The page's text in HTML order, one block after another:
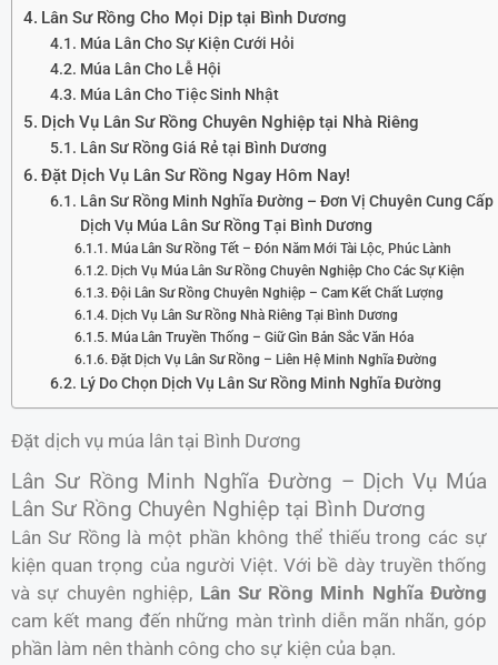
Lân Sư Rồng Cho Mọi Dịp tại Bình Dương
Múa Lân Cho Sự Kiện Cưới Hỏi
Múa Lân Cho Lễ Hội
Múa Lân Cho Tiệc Sinh Nhật
Dịch Vụ Lân Sư Rồng Chuyên Nghiệp tại Nhà Riêng
Lân Sư Rồng Giá Rẻ tại Bình Dương
Đặt Dịch Vụ Lân Sư Rồng Ngay Hôm Nay!
Lân Sư Rồng Minh Nghĩa Đường – Đơn Vị Chuyên Cung Cấp
Dịch Vụ Múa Lân Sư Rồng Tại Bình Dương
Múa Lân Sư Rồng Tết – Đón Năm Mới Tài Lộc, Phúc Lành
Dịch Vụ Múa Lân Sư Rồng Chuyên Nghiệp Cho Các Sự Kiện
Đội Lân Sư Rồng Chuyên Nghiệp – Cam Kết Chất Lượng
Dịch Vụ Lân Sư Rồng Nhà Riêng Tại Bình Dương
Múa Lân Truyền Thống – Giữ Gìn Bản Sắc Văn Hóa
Đặt Dịch Vụ Lân Sư Rồng – Liên Hệ Minh Nghĩa Đường
Lý Do Chọn Dịch Vụ Lân Sư Rồng Minh Nghĩa Đường
Đặt dịch vụ múa lân tại Bình Dương
Lân Sư Rồng Minh Nghĩa Đường – Dịch Vụ Múa
Lân Sư Rồng Chuyên Nghiệp tại Bình Dương
Lân Sư Rồng là một phần không thể thiếu trong các sự
kiện quan trọng của người Việt. Với bề dày truyền thống
và sự chuyên nghiệp, Lân Sư Rồng Minh Nghĩa Đường
cam kết mang đến những màn trình diễn mãn nhãn, góp
phần làm nên thành công cho sự kiện của bạn.